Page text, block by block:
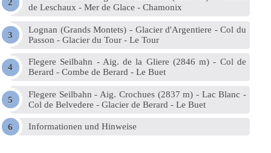
de Leschaux - Mer de Glace - Chamonix
Lognan (Grands Montets) - Glacier d'Argentiere - Col du
Passon - Glacier du Tour - Le Tour
Flegere Seilbahn - Aig. de la Gliere (2846 m) - Col de
Berard - Combe de Berard - Le Buet
Flegere Seilbahn - Aig. Crochues (2837 m) - Lac Blanc -
Col de Belvedere - Glacier de Berard - Le Buet
Informationen und Hinweise